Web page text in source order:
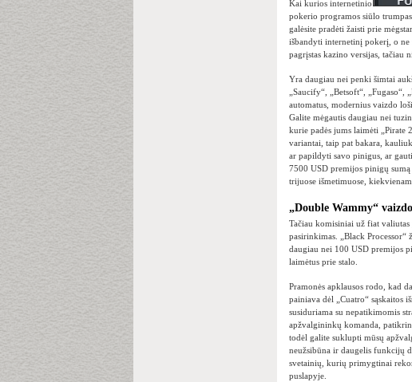
Kai kurios internetinio
pokerio programos siūlo
galėsite pradėti žaisti prie
išbandyti internetinį pokerį, o ne
pagrįstas kazino versijas, tačiau
Yra daugiau nei penki šimtai
„Saucify“, „Betsoft“,
automatus, modernius vaizdo
Galite mėgautis daugiau nei
kurie padės jums laimėti „Pirate
variantai, taip pat bakara,
ar papildyti savo pinigus, ar
7500 USD premijos pinigų
trijuose išmetimuose,
„Double Wammy“
Tačiau komisiniai už fiat
pasirinkimas. „Black
daugiau nei 100 USD premijos
laimėtus prie stalo.
Pramonės apklausos rodo, kad
painiava dėl „Cuatro“ sąskaitos
susiduriama su nepatikimomis
apžvalgininkų komanda,
todėl galite suklupti mūsų
neužsibūna ir daugelis funkcijų
svetainių, kurių primygtinai
puslapyje.